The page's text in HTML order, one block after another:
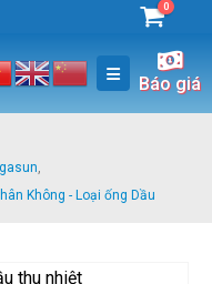
0
Báo giá
,
Không - Loại ống Dầu